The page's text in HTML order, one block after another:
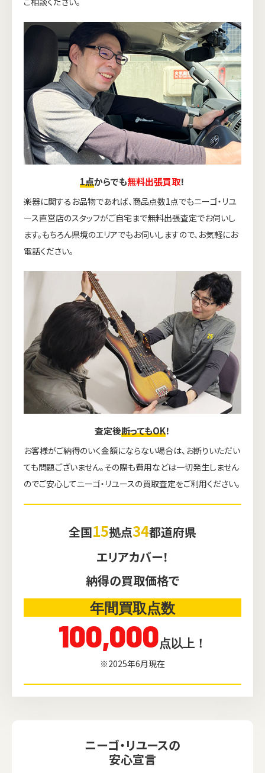
1点からでも無料出張買取！
楽器に関するお品物であれば、商品点数1点でもニーゴ・リユ
ース直営店のスタッフがご自宅まで無料出張査定でお伺いし
ます。もちろん県境のエリアでもお伺いしますので、お気軽にお
電話ください。
査定後断ってもOK！
お客様がご納得のいく金額にならない場合は、お断りいただい
ても問題ございません。その際も費用などは一切発生しません
のでご安心してニーゴ・リユースの買取査定をご利用ください。
全国15拠点34都道府県
エリアカバー！
納得の買取価格で
年間買取点数
100,000点以上！
※2025年6月現在
ニーゴ・リユースの
安心宣言